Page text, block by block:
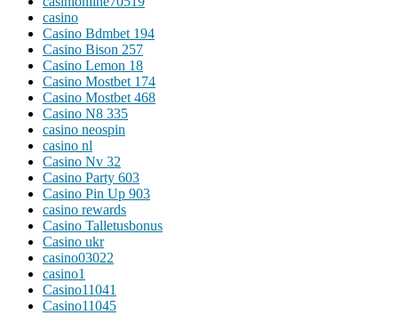
casino
Casino Bdmbet 194
Casino Bison 257
Casino Lemon 18
Casino Mostbet 174
Casino Mostbet 468
Casino N8 335
casino neospin
casino nl
Casino Nv 32
Casino Party 603
Casino Pin Up 903
casino rewards
Casino Talletusbonus
Casino ukr
casino03022
casino1
Casino11041
Casino11045